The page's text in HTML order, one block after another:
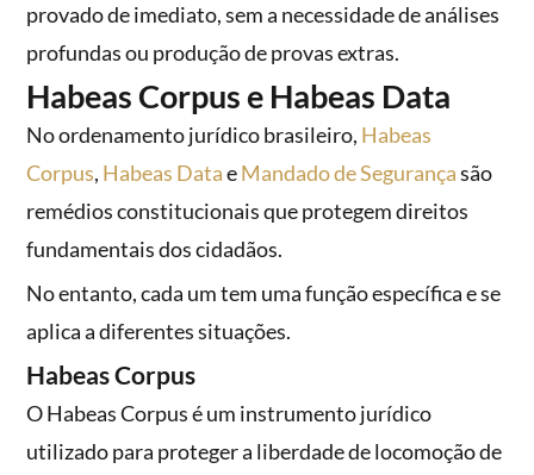
provado de imediato, sem a necessidade de análises
profundas ou produção de provas extras.
Habeas Corpus e Habeas Data
No ordenamento jurídico brasileiro, Habeas
Corpus, Habeas DataeMandado de Segurançasão
remédios constitucionais que protegem direitos
fundamentais dos cidadãos.
No entanto, cada um tem uma função específica e se
aplica a diferentes situações.
Habeas Corpus
O Habeas Corpus é um instrumento jurídico
utilizado para proteger a liberdade de locomoção de